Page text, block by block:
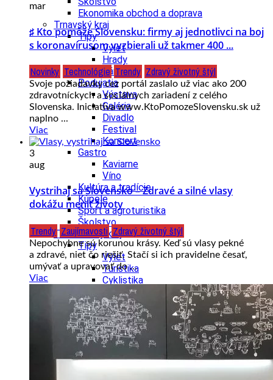
Ekonomika obchod a doprava
Trnavský kraj
Tipy
Výlet
Hrady
Zámok
Podujatia
Výstava
Galéria
Divadlo
Festival
Koncert
Gastro
Kaviarne
Víno
Kultúra a tradície
Kúpele
Šport a agroturistika
Školstvo
Trenčiansky kraj
Tipy
Výlet
Turistika
Cyklistika
Hrady
Zámok
Podujatia
Výstava
Festival
Ubytovanie
Wellness
Gastro
mar
♯ Kto pomôže Slovensku: firmy aj jednotlivci na boj
s koronavírusom vyzbierali už takmer 400 ...
Novinky Technológie Trendy Zdravý životný štýl
Svoje požiadavky cez portál zaslalo už viac ako 200
zdravotníckych a sociálnych zariadení z celého
Slovenska. Iniciatíva www.KtoPomozeSlovensku.sk už
naplno ...
Viac
3
aug
Vystrihaj sa Slovensko – Zdravé a silné vlasy
dokážu meniť životy
Trendy Zaujímavosti Zdravý životný štýl
Nepochybne sú korunou krásy. Keď sú vlasy pekné
a zdravé, niet čo riešiť. Stačí si ich pravidelne česať,
umývať a upravovať do ...
Viac